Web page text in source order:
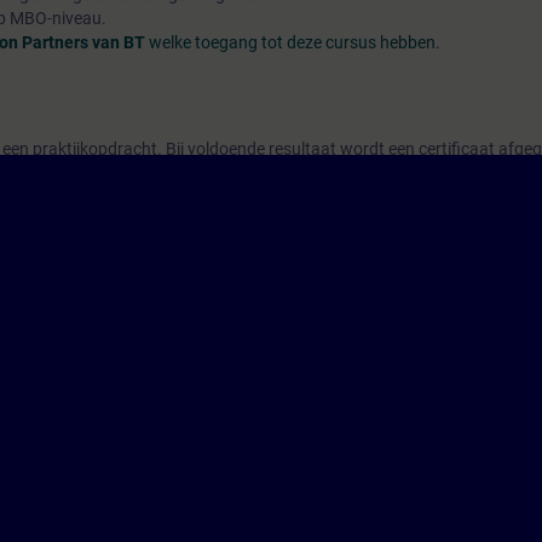
MBO-niveau.
Partners van BTwelke toegang tot deze cursus hebben.
praktijkopdracht. Bij voldoende resultaat wordt een certificaat